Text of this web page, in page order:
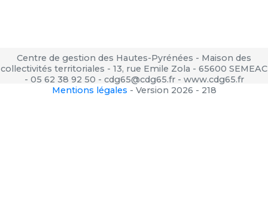
Centre de gestion des Hautes-Pyrénées - Maison des
collectivités territoriales - 13, rue Emile Zola - 65600 SEMEAC
- 05 62 38 92 50 - cdg65@cdg65.fr - www.cdg65.fr
Mentions légales - Version 2026 - 218